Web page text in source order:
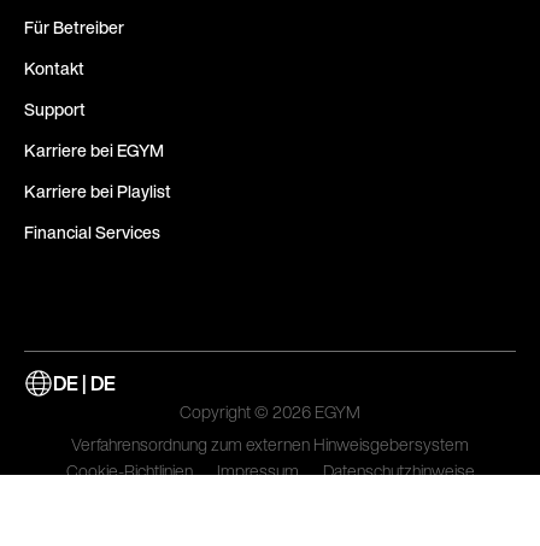
Für Betreiber
Kontakt
Support
Karriere bei EGYM
Karriere bei Playlist
Financial Services
DE | DE
Copyright © 2026 EGYM
Verfahrensordnung zum externen Hinweisgebersystem
Cookie-Richtlinien
Impressum
Datenschutzhinweise